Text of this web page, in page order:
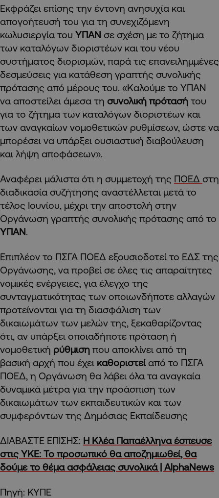
Εκφράζει επίσης την έντονη ανησυχία και
απογοήτευσή του για τη συνεχιζόμενη
κωλυσιεργία του ΥΠΑΝ σε σχέση με το ζήτημα
των καταλόγων διοριστέων και του νέου
συστήματος διορισμών, παρά τις επανειλημμένες
δεσμεύσεις για κατάθεση γραπτής συνολικής
πρότασης από μέρους του. «Καλούμε το ΥΠΑΝ
να αποστείλει άμεσα τη συνολική πρότασή του
για το ζήτημα των καταλόγων διοριστέων και
των αναγκαίων νομοθετικών ρυθμίσεων, ώστε να
μπορέσει να υπάρξει ουσιαστική διαβούλευση
και λήψη αποφάσεων».
Αναφέρει μάλιστα ότι η συμμετοχή της ΠΟΕΔ στη
διαδικασία συζήτησης αναστέλλεται μετά το
τέλος Ιουνίου, μέχρι την αποστολή στην
Οργάνωση γραπτής συνολικής πρότασης από το
ΥΠΑΝ
Επιπλέον το ΠΣΓΑ ΠΟΕΔ εξουσιοδοτεί το ΕΔΣ της
Οργάνωσης, να προβεί σε όλες τις απαραίτητες
νομικές ενέργειες, για έλεγχο της
συνταγματικότητας των οποιωνδήποτε αλλαγών
προτείνονται για τη διασφάλιση των
δικαιωμάτων των μελών της, ξεκαθαρίζοντας
ότι, αν υπάρξει οποιαδήποτε πρόταση ή
νομοθετική ρύθμιση που αποκλίνει από τη
βασική αρχή που έχει καθοριστεί από το ΠΣΓΑ
ΠΟΕΔ, η Οργάνωση θα λάβει όλα τα αναγκαία
δυναμικά μέτρα για την προάσπιση των
δικαιωμάτων των εκπαιδευτικών και των
συμφερόντων της Δημόσιας Εκπαίδευσης
ΔΙΑΒΑΣΤΕ ΕΠΙΣΗΣ: Η Κλέα Παπαέλληνα έσπευσε
στις ΥΚΕ: Το προσωπικό θα αποζημιωθεί, θα
δούμε το θέμα ασφάλειας συνολικά | AlphaNews
Πηγή: ΚΥΠΕ